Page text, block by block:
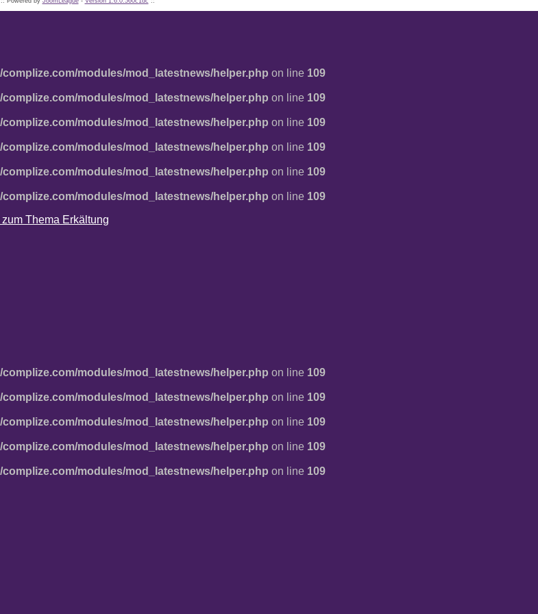
modules/mod_latestnews/helper.php on line 109
modules/mod_latestnews/helper.php on line 109
modules/mod_latestnews/helper.php on line 109
modules/mod_latestnews/helper.php on line 109
modules/mod_latestnews/helper.php on line 109
modules/mod_latestnews/helper.php on line 109
Thema Erkältung
modules/mod_latestnews/helper.php on line 109
modules/mod_latestnews/helper.php on line 109
modules/mod_latestnews/helper.php on line 109
modules/mod_latestnews/helper.php on line 109
modules/mod_latestnews/helper.php on line 109